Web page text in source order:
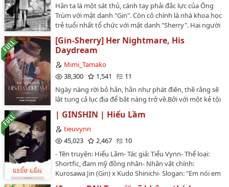
Hắn ta là một sát thủ, cánh tay phải đắc lực của Ông
Trùm với mật danh "Gin". Còn cô chính là nhà khoa học
trẻ tuổi nhất tổ chức với mật danh "Sherry". Hai người
thì hãy vào fic tớ đọc nhé 😍Đây là fic đầu tiên mình
viết vì quá mê cặp đôi này. Nếu có sai sót thì mong các
cậu góp ý hoặc bỏ qua nhé 😭Và chúc mọi người đọc
truyện vui vẻ 😚…
[Gin-Sherry] Her Nightmare, His
Daydream
Mimi_Tamako
38,300
1,541
11
Ngày nàng rời bỏ hắn, hắn như phát điên, thề rằng sẽ
lật tung cả lục địa để bắt nàng trở về.Bởi với một kẻ tội
phạm máu lạnh không có quyền được yên giấc ngủ
như hắn, nàng là giấc mộng tưởng hão huyền duy
nhất hắn khao khát có được. Hắn quan sát nàng lớn
lên, hắn nâng đỡ cuộc đời nàng, hắn tìm đến phòng
giao cho hắn dù hắn chẳng mảy may một chút cảm
giác tội lỗi nào sau khi nhuốm máu đỏ cả bàn tay, hắn
chỉ biết khi ở cạnh nàng, hắn vẫn là một con người.Hắn
| GINSHIN | Hiểu Lầm
tieuvynn
45,023
2,467
10
- Tên truyện: Hiểu Lầm- Tác giả: Tiểu Vynn- Thể loại:
Shortfic, đam mỹ đồng nhân- Nhân vật chính:
Kurosawa Jin (Gin) x Kudo Shinichi- Slogan: "Em nói em